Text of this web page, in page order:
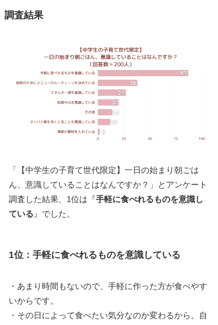
調査結果
「【中学生の子育て世代限定】一日の始まり朝ごは
ん、意識していることはなんですか？」とアンケート
調査した結果、1位は『手軽に食べれるものを意識し
ている 』でした。
1位：手軽に食べれるものを意識している
・あまり時間もないので、手軽に作った方が食べやす
いからです。
・その日によって食べたい気分なのか変わるから。自